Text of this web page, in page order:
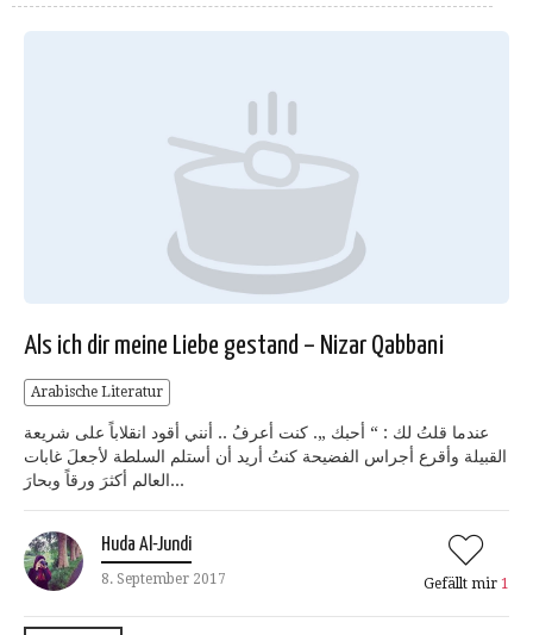
Als ich dir meine Liebe gestand – Nizar Qabbani
Arabische Literatur
عندما قلتُ لك : “ أحبك „. كنت أعرفُ .. أنني أقود انقلاباً على شريعة
القبيلة وأقرع أجراس الفضيحة كنتُ أريد أن أستلم السلطة لأجعلَ غابات
العالم أكثرَ ورقاً وبحارَ...
Huda Al-Jundi
8. September 2017 Gefällt mir 1